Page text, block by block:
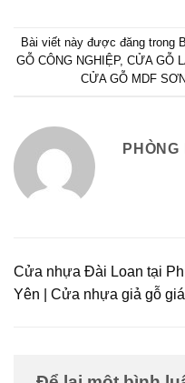
Bài viết này được đăng trong
GỖ CÔNG NGHIỆP, CỬA GỖ
CỬA GỖ MDF SƠN
Cửa nhựa Đài Loan tại
Yên | Cửa nhựa giả gỗ